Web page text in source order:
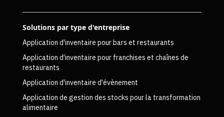
Solutions par type d'entreprise
Application d'inventaire pour bars et restaurants
Application d'inventaire pour franchises et chaînes de
restaurants
Application d'inventaire d'évènement
Application de gestion des stocks pour la transformation
alimentaire